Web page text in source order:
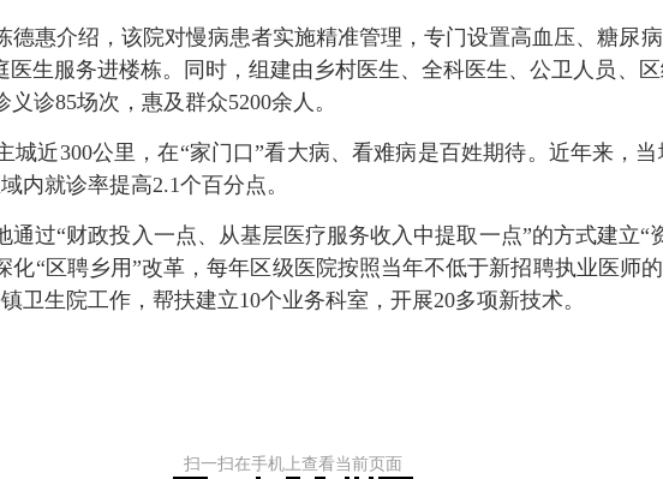
介绍，该院对慢病患者实施精准管理，专门设置高血压、糖尿病
生服务进楼栋。同时，组建由乡村医生、全科医生、公卫人员、
诊85场次，惠及群众5200余人。
300公里，在“家门口”看大病、看难病是百姓期待。近年来，
内就诊率提高2.1个百分点。
“财政投入一点、从基层医疗服务收入中提取一点”的方式建立“
“区聘乡用”改革，每年区级医院按照当年不低于新招聘执业医师
卫生院工作，帮扶建立10个业务科室，开展20多项新技术。
扫一扫在手机上查看当前页面